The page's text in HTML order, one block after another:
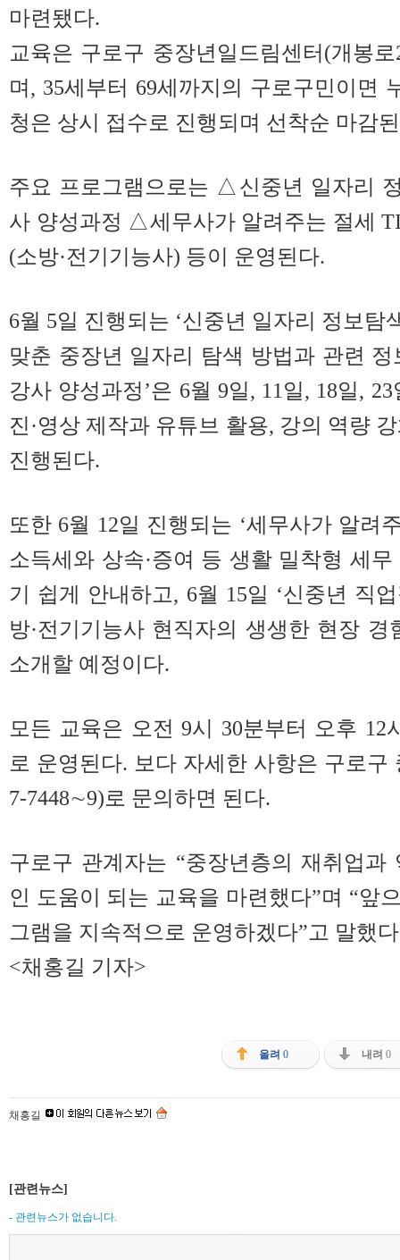
마련됐다.
교육은 구로구 중장년일드림센터(개봉
며, 35세부터 69세까지의 구로구민이면
청은 상시 접수로 진행되며 선착순 마감
주요 프로그램으로는 △신중년 일자리
사 양성과정 △세무사가 알려주는 절세
(소방·전기기능사) 등이 운영된다.
6월 5일 진행되는 ‘신중년 일자리 정보탐
맞춘 중장년 일자리 탐색 방법과 관련 정
강사 양성과정’은 6월 9일, 11일, 18일,
진·영상 제작과 유튜브 활용, 강의 역량
진행된다.
또한 6월 12일 진행되는 ‘세무사가 알려
소득세와 상속·증여 등 생활 밀착형 세
기 쉽게 안내하고, 6월 15일 ‘신중년 직
방·전기기능사 현직자의 생생한 현장
소개할 예정이다.
모든 교육은 오전 9시 30분부터 오후 12
로 운영된다. 보다 자세한 사항은 구로구
7-7448∼9)로 문의하면 된다.
구로구 관계자는 “중장년층의 재취업
인 도움이 되는 교육을 마련했다”며 “앞
그램을 지속적으로 운영하겠다”고 말했
<채홍길 기자>
올려 0 내려 0
채홍길
[관련뉴스]
- 관련뉴스가 없습니다.